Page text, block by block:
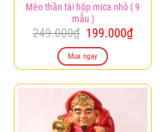
Mèo thần tài hộp mica nhỏ ( 9
mẫu )
249.000₫ Giá
gốc
là:
249.000₫.
199.000₫Giá
là:
Mua ngay